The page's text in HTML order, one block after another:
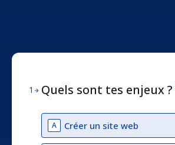
1 Quels sont tes enjeux ?
A Créer un site web